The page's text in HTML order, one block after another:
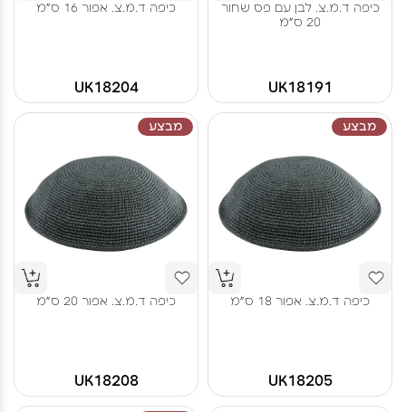
כיפה ד.מ.צ. לבן עם פס שחור
20 ס"מ
UK18191
כיפה ד.מ.צ. אפור 16 ס"מ
UK18204
מבצע
כיפה ד.מ.צ. אפור 18 ס"מ
UK18205
מבצע
כיפה ד.מ.צ. אפור 20 ס"מ
UK18208